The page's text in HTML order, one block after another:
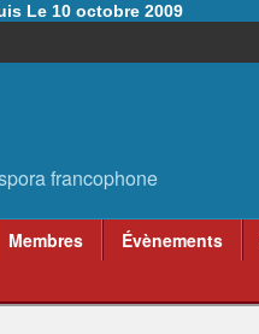
Le 10 octobre 2009
Membres Évènements